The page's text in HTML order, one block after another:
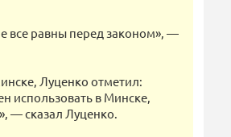
все равны перед законом», —
Луценко отметил:
использовать в Минске,
— сказал Луценко.